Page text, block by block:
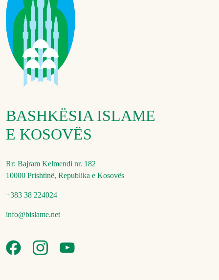
BASHKËSIA ISLAME
E KOSOVËS
Rr: Bajram Kelmendi nr. 182
10000 Prishtinë, Republika e Kosovës
+383 38 224024
info@bislame.net